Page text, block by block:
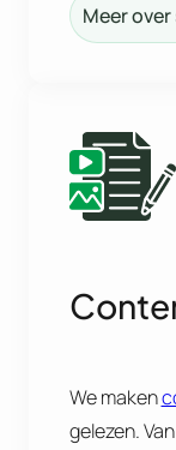
Meer
We maken
gelezen.